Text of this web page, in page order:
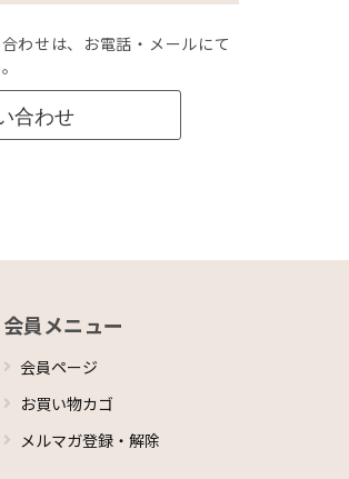
わせは、お電話・メールにて
合わせ
会員メニュー
会員ページ
お買い物カゴ
メルマガ登録・解除